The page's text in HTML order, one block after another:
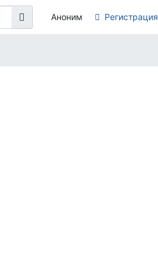
Аноним Регистрация